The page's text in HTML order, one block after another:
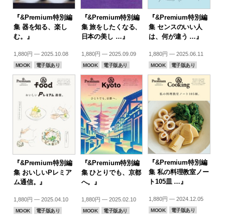
『&Premium特別編
集 器を知る、楽し
む。』
1,880円 — 2025.10.08
MOOK 電子版あり
『&Premium特別編
集 旅をしたくなる、
日本の美し …』
1,880円 — 2025.09.09
MOOK 電子版あり
『&Premium特別編
集 センスのいい人
は、何が違う …』
1,880円 — 2025.06.11
MOOK 電子版あり
『&Premium特別編
集 おいしいPレミア
ム通信。』
1,880円 — 2025.04.10
MOOK 電子版あり
『&Premium特別編
集 ひとりでも、京都
へ。』
1,880円 — 2025.02.10
MOOK 電子版あり
『&Premium特別編
集 私の料理教室ノー
ト105皿 …』
1,880円 — 2024.12.05
MOOK 電子版あり